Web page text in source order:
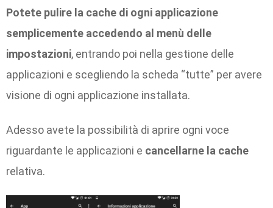
Potete pulire la cache di ogni applicazione
semplicemente accedendo al menù delle
impostazioni, entrando poi nella gestione delle
applicazioni e scegliendo la scheda “tutte” per avere
visione di ogni applicazione installata.
Adesso avete la possibilità di aprire ogni voce
riguardante le applicazioni e cancellarne la cache
relativa.